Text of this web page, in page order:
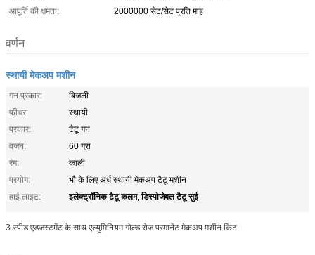
आपूर्ति की क्षमता:
2000000 सेट/सेट प्रति माह
वर्णन
स्थायी मेकअप मशीन
गन प्रकार:
बिजली
फ़ीचर:
स्थायी
प्रकार:
टैटू गन
वजन:
60 ग्रा
रंग:
काली
प्रयोग:
भौं के लिए अर्ध स्थायी मेकअप टैटू मशीन
हाई लाइट:
इलेक्ट्रॉनिक टैटू कलम,डिस्पोजेबल टैटू सुई
3 स्पीड एडजस्टमेंट के साथ एल्युमिनियम गोल्ड रोज परमानेंट मेकअप मशीन किट